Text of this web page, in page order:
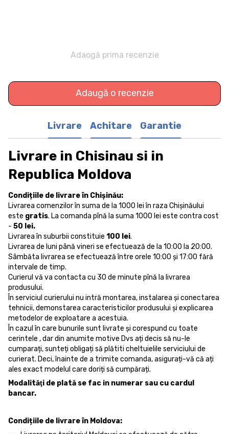
Adaogă prima recenzie
Adaugă o recenzie
Livrare Achitare Garantie
Livrare in Chisinau si in
Republica Moldova
Condițiile de livrare în Chișinău:
Livrarea comenzilor în suma de la 1000 lei în raza Chișinăului
este gratis. La comanda pînă la suma 1000 lei este contra cost
- 50 lei.
Livrarea în suburbii constituie 100 lei.
Livrarea de luni până vineri se efectuează de la 10:00 la 20:00.
Sâmbăta livrarea se efectuează între orele 10:00 și 17:00 fără
intervale de timp.
Curierul vă va contacta cu 30 de minute pînă la livrarea
produsului.
În serviciul curierului nu intră montarea, instalarea și conectarea
tehnicii, demonstarea caracteristicilor produsului și explicarea
metodelor de exploatare a acestuia.
În cazul în care bunurile sunt livrate și corespund cu toate
cerintele , dar din anumite motive Dvs ați decis să nu-le
cumparați, sunteți obligați să plătiti cheltuielile serviciului de
curierat. Deci, înainte de a trimite comanda, asigurați-vă că ați
ales exact modelul care doriți să cumpărați.
Modalităţi de plată se fac in numerar sau cu cardul
bancar.
Condițiile de livrare în Moldova: